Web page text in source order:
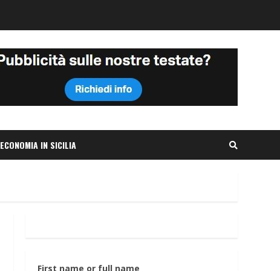
ECONOMIA IN SICILIA
First name or full name